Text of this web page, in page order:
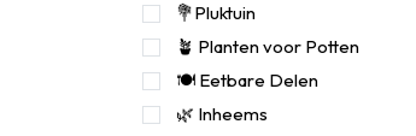
💐Pluktuin
🪴 Planten voor Potten
🍽️ Eetbare Delen
🌿 Inheems